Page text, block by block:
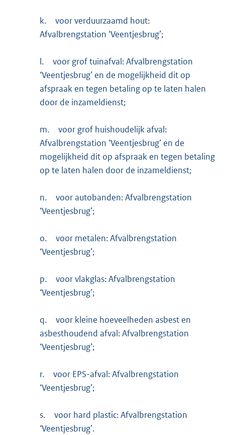
k.
voor verduurzaamd hout:
Afvalbrengstation ‘Veentjesbrug’;
l.
voor grof tuinafval: Afvalbrengstation
‘Veentjesbrug’ en de mogelijkheid dit op
afspraak en tegen betaling op te laten halen
door de inzameldienst;
m.
voor grof huishoudelijk afval:
Afvalbrengstation ‘Veentjesbrug’ en de
mogelijkheid dit op afspraak en tegen betaling
op te laten halen door de inzameldienst;
n.
voor autobanden: Afvalbrengstation
‘Veentjesbrug’;
o.
voor metalen: Afvalbrengstation
‘Veentjesbrug’;
p.
voor vlakglas: Afvalbrengstation
‘Veentjesbrug’;
q.
voor kleine hoeveelheden asbest en
asbesthoudend afval: Afvalbrengstation
‘Veentjesbrug’;
r.
voor EPS-afval: Afvalbrengstation
‘Veentjesbrug’;
s.
voor hard plastic: Afvalbrengstation
‘Veentjesbrug’.